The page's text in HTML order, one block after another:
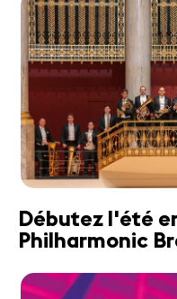
Débutez l'été
Philharmonic